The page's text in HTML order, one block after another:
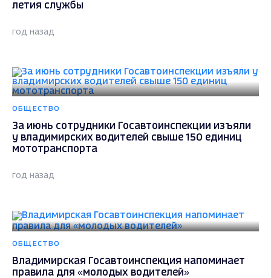
летия службы
год назад
ОБЩЕСТВО
За июнь сотрудники Госавтоинспекции изъяли
у владимирских водителей свыше 150 единиц
мототранспорта
год назад
ОБЩЕСТВО
Владимирская Госавтоинспекция напоминает
правила для «молодых водителей»